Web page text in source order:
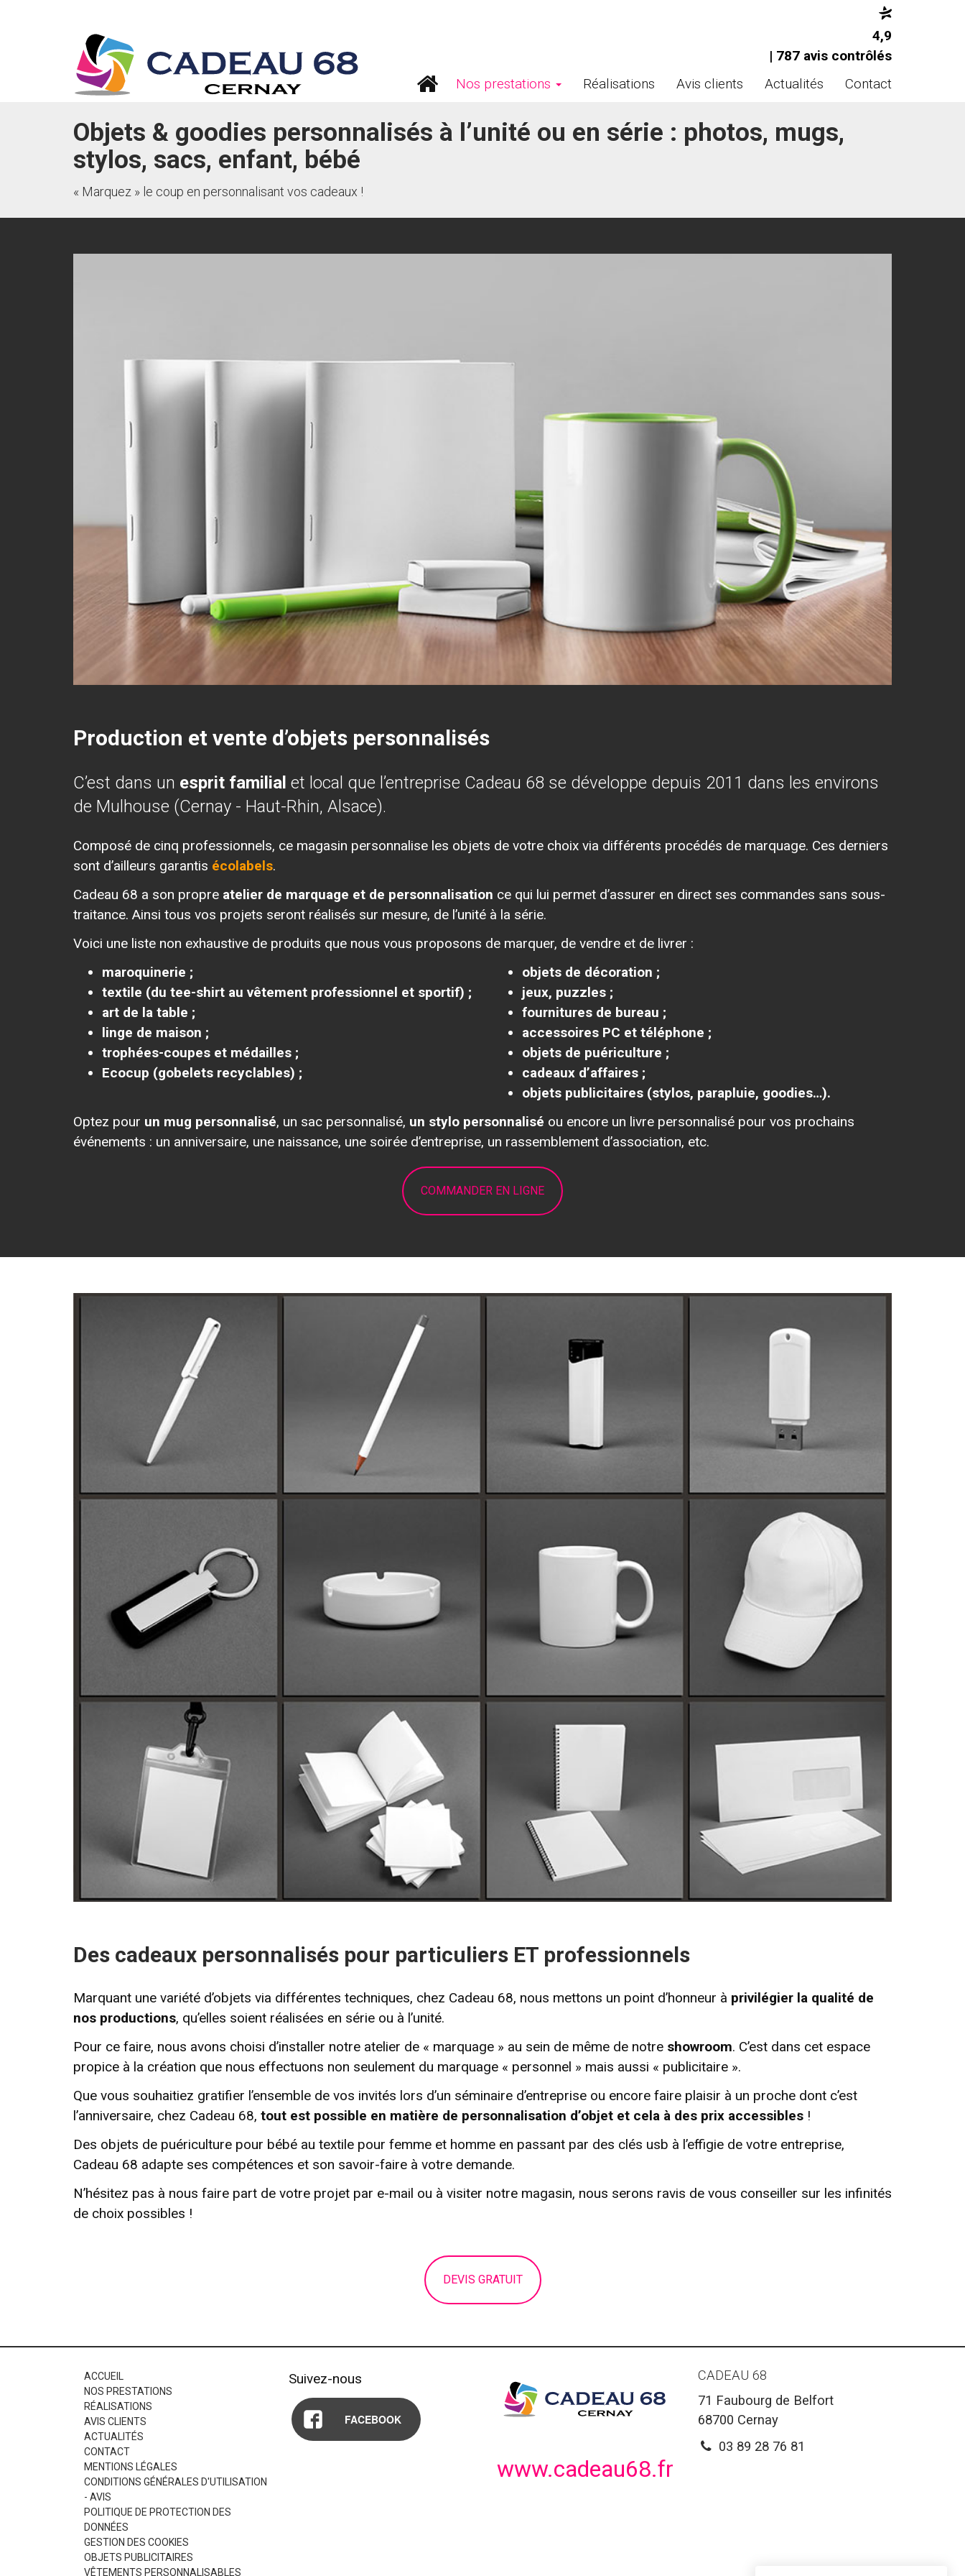
4,9
| 787 avis contrôlés
Nos prestations
Réalisations Avis clients Actualités Contact
Objets & goodies personnalisés à l’unité ou en série : photos, mugs,
stylos, sacs, enfant, bébé
« Marquez » le coup en personnalisant vos cadeaux !
Production et vente d’objets personnalisés
C’est dans un esprit familial et local que l’entreprise Cadeau 68 se développe depuis 2011 dans les environs
de Mulhouse (Cernay - Haut-Rhin, Alsace).
Composé de cinq professionnels, ce magasin personnalise les objets de votre choix via différents procédés de marquage. Ces derniers
sont d’ailleurs garantis écolabels.
Cadeau 68 a son propre atelier de marquage et de personnalisation ce qui lui permet d’assurer en direct ses commandes sans sous-
traitance. Ainsi tous vos projets seront réalisés sur mesure, de l’unité à la série.
Voici une liste non exhaustive de produits que nous vous proposons de marquer, de vendre et de livrer :
maroquinerie ;
textile (du tee-shirt au vêtement professionnel et sportif) ;
art de la table ;
linge de maison ;
trophées-coupes et médailles ;
Ecocup (gobelets recyclables) ;
objets de décoration ;
jeux, puzzles ;
fournitures de bureau ;
accessoires PC et téléphone ;
objets de puériculture ;
cadeaux d’affaires ;
objets publicitaires (stylos, parapluie, goodies…).
Optez pour un mug personnalisé, un sac personnalisé, un stylo personnalisé ou encore un livre personnalisé pour vos prochains
événements : un anniversaire, une naissance, une soirée d’entreprise, un rassemblement d’association, etc.
COMMANDER EN LIGNE
Des cadeaux personnalisés pour particuliers ET professionnels
Marquant une variété d’objets via différentes techniques, chez Cadeau 68, nous mettons un point d’honneur à privilégier la qualité de
nos productions, qu’elles soient réalisées en série ou à l’unité.
Pour ce faire, nous avons choisi d’installer notre atelier de « marquage » au sein de même de notre showroom. C’est dans cet espace
propice à la création que nous effectuons non seulement du marquage « personnel » mais aussi « publicitaire ».
Que vous souhaitiez gratifier l’ensemble de vos invités lors d’un séminaire d’entreprise ou encore faire plaisir à un proche dont c’est
l’anniversaire, chez Cadeau 68, tout est possible en matière de personnalisation d’objet et cela à des prix accessibles !
Des objets de puériculture pour bébé au textile pour femme et homme en passant par des clés usb à l’effigie de votre entreprise,
Cadeau 68 adapte ses compétences et son savoir-faire à votre demande.
N’hésitez pas à nous faire part de votre projet par e-mail ou à visiter notre magasin, nous serons ravis de vous conseiller sur les infinités
de choix possibles !
DEVIS GRATUIT
ACCUEIL
NOS PRESTATIONS
RÉALISATIONS
AVIS CLIENTS
ACTUALITÉS
CONTACT
MENTIONS LÉGALES
CONDITIONS GÉNÉRALES D'UTILISATION
- AVIS
POLITIQUE DE PROTECTION DES
DONNÉES
GESTION DES COOKIES
OBJETS PUBLICITAIRES
VÊTEMENTS PERSONNALISABLES
Suivez-nous
FACEBOOK
www.cadeau68.fr
CADEAU 68
71 Faubourg de Belfort
68700 Cernay
03 89 28 76 81